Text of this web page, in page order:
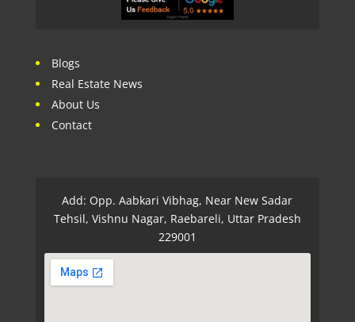
Blogs
Real Estate News
About Us
Contact
Add: Opp. Aabkari Vibhag, Near New Sadar
Tehsil, Vishnu Nagar, Raebareli, Uttar Pradesh
229001